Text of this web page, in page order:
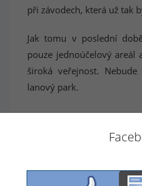
při závodech, která už tak
Jak tomu v poslední
pouze jednoúčelový areál
široká veřejnost.
lanový park.